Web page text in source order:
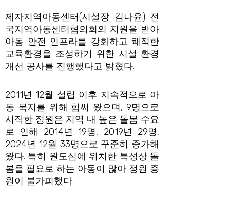
제자지역아동센터(시설장 김나윤) 전
국지역아동센터협의회의 지원을 받아
아동 안전 인프라를 강화하고 쾌적한
교육환경을 조성하기 위한 시설 환경
개선 공사를 진행했다고 밝혔다.
2011년 12월 설립 이후 지속적으로 아
동 복지를 위해 힘써 왔으며, 9명으로
시작한 정원은 지역 내 높은 돌봄 수요
로 인해 2014년 19명, 2019년 29명,
2024년 12월 33명으로 꾸준히 증가해
왔다. 특히 원도심에 위치한 특성상 돌
봄을 필요로 하는 아동이 많아 정원 증
원이 불가피했다.